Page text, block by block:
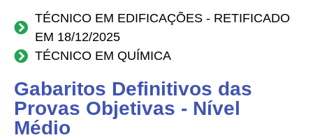
TÉCNICO EM EDIFICAÇÕES - RETIFICADO
EM 18/12/2025
TÉCNICO EM QUÍMICA
Gabaritos Definitivos das
Provas Objetivas - Nível
Médio